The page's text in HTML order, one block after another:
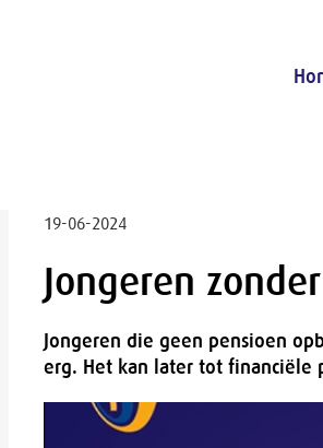
19-06-2024
Jongeren
Jongeren die geen pensioen
erg. Het kan later tot financiële